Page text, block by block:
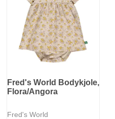
Fred's World Bodykjole,
Flora/Angora
Fred's World